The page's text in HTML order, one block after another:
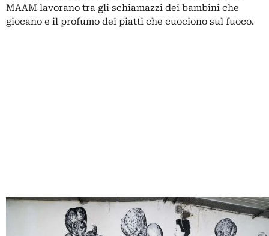
MAAM lavorano tra gli schiamazzi dei bambini che
giocano e il profumo dei piatti che cuociono sul fuoco.